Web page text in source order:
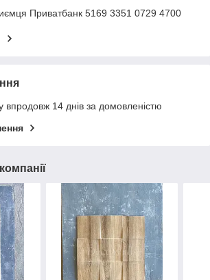
Приватбанк 5169 3351 0729 4700
впродовж 14 днів за домовленістю